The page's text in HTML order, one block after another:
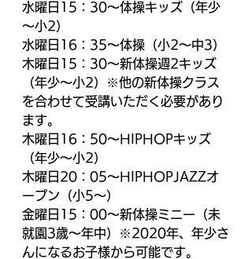
水曜日15：30～体操キッズ（年少
～小2）
水曜日16：35～体操（小2～中3）
木曜日15：30～新体操週2キッズ
（年少～小2）※他の新体操クラス
を合わせて受講いただく必要があり
ます。
木曜日16：50～HIPHOPキッズ
（年少～小2）
木曜日20：05～HIPHOPJAZZオ
ープン（小5～）
金曜日15：00～新体操ミニー（未
就園3歳～年中）※2020年、年少さ
んになるお子様から可能です。